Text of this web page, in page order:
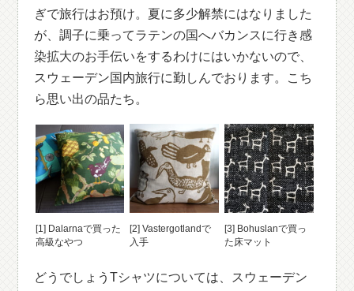
ぎで旅行はお預け。夏に多少解禁にはなりました
が、調子に乗ってラテンの国へバカンスに行き感
染拡大のお手伝いをするわけにはいかないので、
スウェーデン国内旅行に勤しんでおります。こち
ら思い出の品たち。
[1] Dalarnaで買った
高級なやつ
[2] Vastergotlandで
入手
[3] Bohuslanで買っ
た床マット
どうでしょうTシャツについては、スウェーデン